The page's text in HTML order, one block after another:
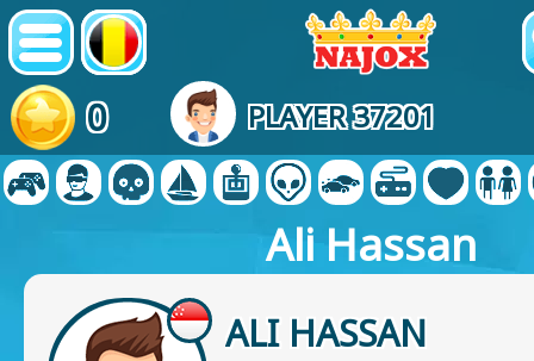
0 PLAYER 37201
Ali Hassan
ALI HASSAN